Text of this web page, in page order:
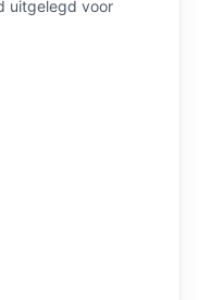
uitgelegd voor